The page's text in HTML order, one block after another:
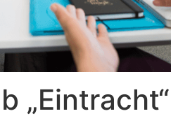
„Eintracht“